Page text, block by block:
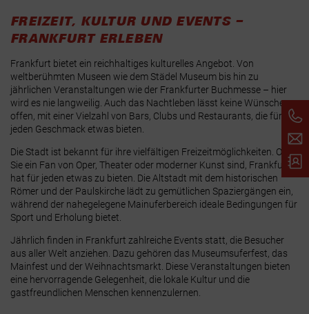
FREIZEIT, KULTUR UND EVENTS –
FRANKFURT ERLEBEN
Frankfurt bietet ein reichhaltiges kulturelles Angebot. Von
weltberühmten Museen wie dem Städel Museum bis hin zu
jährlichen Veranstaltungen wie der Frankfurter Buchmesse – hier
wird es nie langweilig. Auch das Nachtleben lässt keine Wünsche
offen, mit einer Vielzahl von Bars, Clubs und Restaurants, die für
jeden Geschmack etwas bieten.
Die Stadt ist bekannt für ihre vielfältigen Freizeitmöglichkeiten. Ob
Sie ein Fan von Oper, Theater oder moderner Kunst sind, Frankfurt
hat für jeden etwas zu bieten. Die Altstadt mit dem historischen
Römer und der Paulskirche lädt zu gemütlichen Spaziergängen ein,
während der nahegelegene Mainuferbereich ideale Bedingungen für
Sport und Erholung bietet.
Jährlich finden in Frankfurt zahlreiche Events statt, die Besucher
aus aller Welt anziehen. Dazu gehören das Museumsuferfest, das
Mainfest und der Weihnachtsmarkt. Diese Veranstaltungen bieten
eine hervorragende Gelegenheit, die lokale Kultur und die
gastfreundlichen Menschen kennenzulernen.